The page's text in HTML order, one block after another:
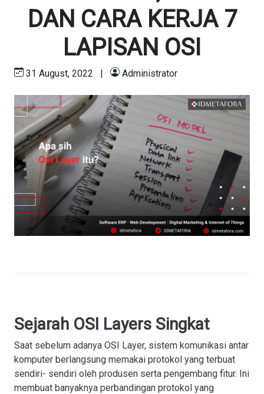
DAN CARA KERJA 7
LAPISAN OSI
31 August, 2022 | Administrator
Sejarah OSI Layers Singkat
Saat sebelum adanya OSI Layer, sistem komunikasi antar
komputer berlangsung memakai protokol yang terbuat
sendiri- sendiri oleh produsen serta pengembang fitur. Ini
membuat banyaknya perbandingan protokol yang